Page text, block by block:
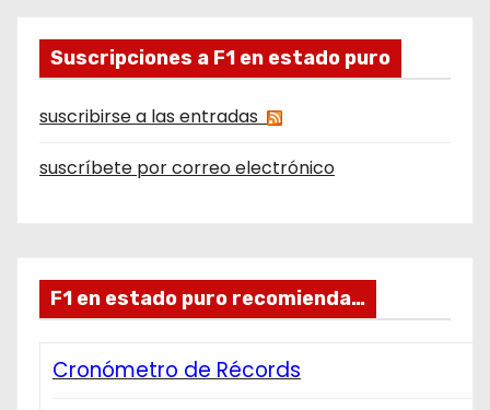
Suscripciones a F1 en estado puro
suscribirse a las entradas
suscríbete por correo electrónico
F1 en estado puro recomienda…
Cronómetro de Récords